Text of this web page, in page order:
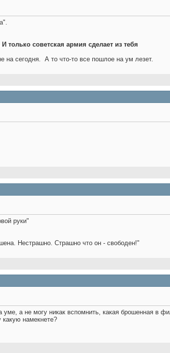
только советская армия сделает из тебя
на сегодня. А то что-то все пошлое на ум лезет.
руки"
Нестрашно. Страшно что он - свободен!"
уме, а не могу никак вспомнить, какая брошенная
какую намекнете?